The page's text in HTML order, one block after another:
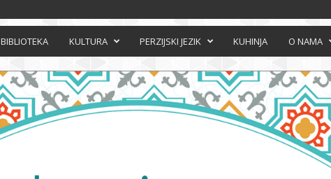
BIBLIOTEKA KULTURA PERZIJSKI JEZIK KUHINJA O NAMA